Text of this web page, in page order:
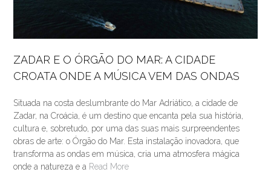
ZADAR E O ÓRGÃO DO MAR: A CIDADE
CROATA ONDE A MÚSICA VEM DAS ONDAS
Situada na costa deslumbrante do Mar Adriático, a cidade de
Zadar, na Croácia, é um destino que encanta pela sua história,
cultura e, sobretudo, por uma das suas mais surpreendentes
obras de arte: o Órgão do Mar. Esta instalação inovadora, que
transforma as ondas em música, cria uma atmosfera mágica
onde a natureza e a Read More